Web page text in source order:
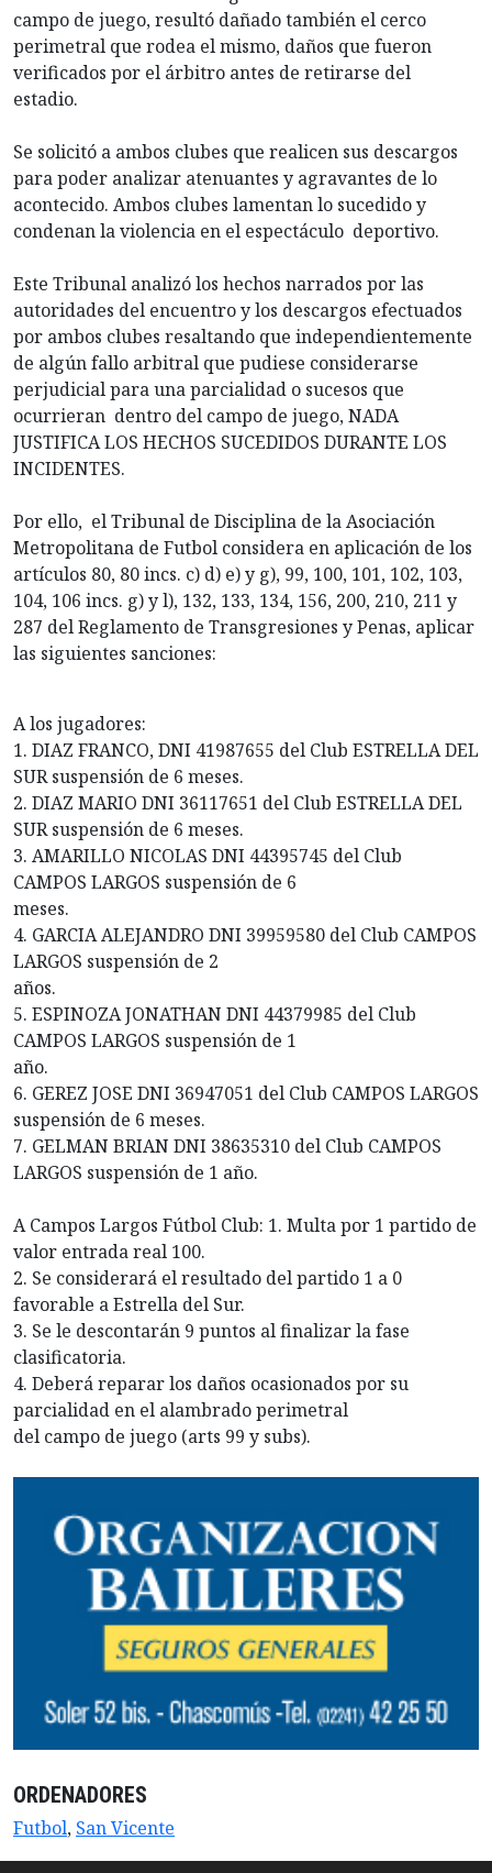
campo de juego, resultó dañado también el cerco
perimetral que rodea el mismo, daños que fueron
verificados por el árbitro antes de retirarse del
estadio.
Se solicitó a ambos clubes que realicen sus descargos
para poder analizar atenuantes y agravantes de lo
acontecido. Ambos clubes lamentan lo sucedido y
condenan la violencia en el espectáculo deportivo.
Este Tribunal analizó los hechos narrados por las
autoridades del encuentro y los descargos efectuados
por ambos clubes resaltando que independientemente
de algún fallo arbitral que pudiese considerarse
perjudicial para una parcialidad o sucesos que
ocurrieran dentro del campo de juego, NADA
JUSTIFICA LOS HECHOS SUCEDIDOS DURANTE LOS
INCIDENTES.
Por ello, el Tribunal de Disciplina de la Asociación
Metropolitana de Futbol considera en aplicación de los
artículos 80, 80 incs. c) d) e) y g), 99, 100, 101, 102, 103,
104, 106 incs. g) y l), 132, 133, 134, 156, 200, 210, 211 y
287 del Reglamento de Transgresiones y Penas, aplicar
las siguientes sanciones:
A los jugadores:
1. DIAZ FRANCO, DNI 41987655 del Club ESTRELLA DEL
SUR suspensión de 6 meses.
2. DIAZ MARIO DNI 36117651 del Club ESTRELLA DEL
SUR suspensión de 6 meses.
3. AMARILLO NICOLAS DNI 44395745 del Club
CAMPOS LARGOS suspensión de 6
meses.
4. GARCIA ALEJANDRO DNI 39959580 del Club CAMPOS
LARGOS suspensión de 2
años.
5. ESPINOZA JONATHAN DNI 44379985 del Club
CAMPOS LARGOS suspensión de 1
año.
6. GEREZ JOSE DNI 36947051 del Club CAMPOS LARGOS
suspensión de 6 meses.
7. GELMAN BRIAN DNI 38635310 del Club CAMPOS
LARGOS suspensión de 1 año.
A Campos Largos Fútbol Club: 1. Multa por 1 partido de
valor entrada real 100.
2. Se considerará el resultado del partido 1 a 0
favorable a Estrella del Sur.
3. Se le descontarán 9 puntos al finalizar la fase
clasificatoria.
4. Deberá reparar los daños ocasionados por su
parcialidad en el alambrado perimetral
del campo de juego (arts 99 y subs).
ORDENADORES
Futbol, San Vicente